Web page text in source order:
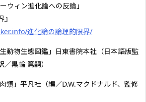
ウィン進化論への反論」
進化論の論理的限界/
動物生態図鑑」日東書院本社（日本語版監
黒輪 篤嗣）
」平凡社（編／D.W.マクドナルド、監修